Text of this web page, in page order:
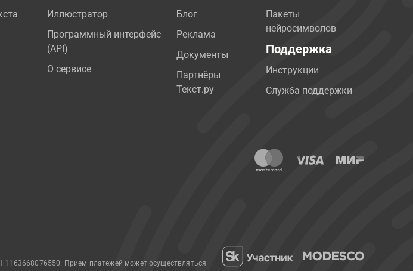
Иллюстратор
Программный интерфейс
(API)
О сервисе
Блог
Реклама
Документы
Партнёры
Текст.ру
Пакеты
нейросимволов
Поддержка
Инструкции
Служба поддержки
1163668076550. Прием платежей может осуществляться